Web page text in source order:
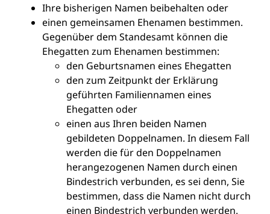
Ihre bisherigen Namen beibehalten oder
einen gemeinsamen Ehenamen bestimmen.
Gegenüber dem Standesamt können die
Ehegatten zum Ehenamen bestimmen:
den Geburtsnamen eines Ehegatten
den zum Zeitpunkt der Erklärung
geführten Familiennamen eines
Ehegatten oder
einen aus Ihren beiden Namen
gebildeten Doppelnamen. In diesem Fall
werden die für den Doppelnamen
herangezogenen Namen durch einen
Bindestrich verbunden, es sei denn, Sie
bestimmen, dass die Namen nicht durch
einen Bindestrich verbunden werden.